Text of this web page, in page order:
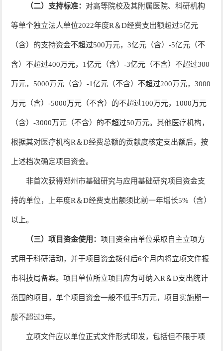
（二）支持标准： 对高等院校及其附属医院、科研机构
等单个独立法人单位2022年度R ＆D经费支出额超过5亿元
（含）的支持资金不超过500万元，3亿元（含）-5亿元（不
含）不超过400万元， 1亿元（含）-3亿元（不含）不超过300
万元，5000万元（含）-1亿元（不含）不超过200万元，3000
万元（含）-5000万元（不含）的不超过100万元，1000万元
（含）-3000万元（不含）的不超过50万元。其他医疗机构，
根据其对医疗机构R ＆D经费总额的贡献度核定支出额后，按
上述档次确定项目资金。
非首次获得郑州市基础研究与应用基础研究项目资金支
持的单位，上年度R ＆D经费支出额须比前一年增长5%（含）
以上。
（三）项目资金使用：项目资金由单位采取自主立项方
式用于科研活动，并于项目资金拨付后6个月内将立项文件报
市科技局备案。项目单位所立项目应为可纳入R ＆D支出统计
范围的项目，单个项目资金一般不低于5万元，项目实施期一
般不超过3年。
立项文件应以单位正式文件形式印发，包括但不限于项